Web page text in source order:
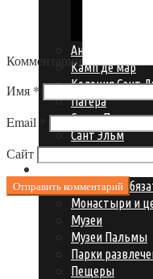
Андрайч и Порт
Камп де мар
Колония Сант
Пагера
Санта Понса
Сант Эльм
Сольер и Порт
Смотреть
Монастыри и
Музеи
Музеи Пальмы
Парки
Пещеры
Комментарий
Имя *
Email
Сайт